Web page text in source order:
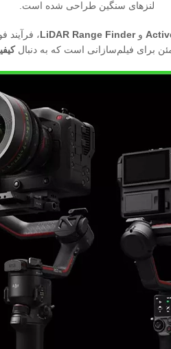
لنزهای سنگین طراحی شده است.
وLiDAR Range Finder،
برای فیلم‌سازانی است که به دنبال